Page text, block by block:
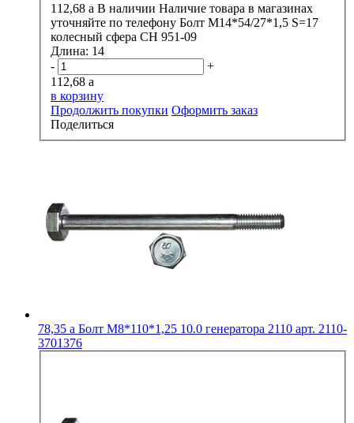
112,68 a В наличии Наличие товара в магазинах
уточняйте по телефону Болт М14*54/27*1,5 S=17
колесный сфера CH 951-09
Длина: 14
-
+
112,68 a
в корзину
Продолжить покупки Оформить заказ
Поделиться
78,35 a Болт М8*110*1,25 10.0 генератора 2110 арт. 2110-
3701376